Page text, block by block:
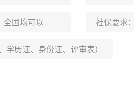
全国均可以 社保要求：
历证、身份证、评审表）